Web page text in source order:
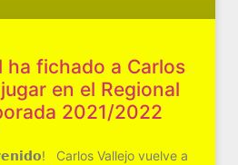
ha fichado a Carlos
en el Regional
2021/2022
Carlos Vallejo vuelve a